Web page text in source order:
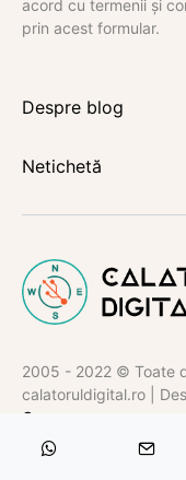
acord cu termenii și
prin acest formular.
Despre blog
Netichetă
2005 - 2022 © Toate
calatoruldigital.ro |
Co.